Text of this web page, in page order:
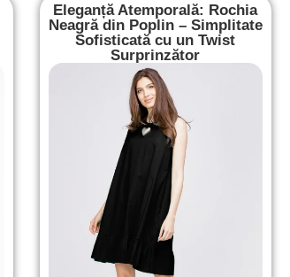
Eleganță Atemporală: Rochia
Neagră din Poplin – Simplitate
Sofisticată cu un Twist
Surprinzător